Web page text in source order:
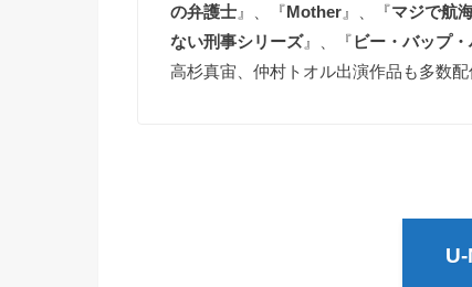
の弁護士 』、『Mother 』、『マジで航
ない刑事シリーズ』、『ビー・バップ
高杉真宙、仲村トオル出演作品も多数配